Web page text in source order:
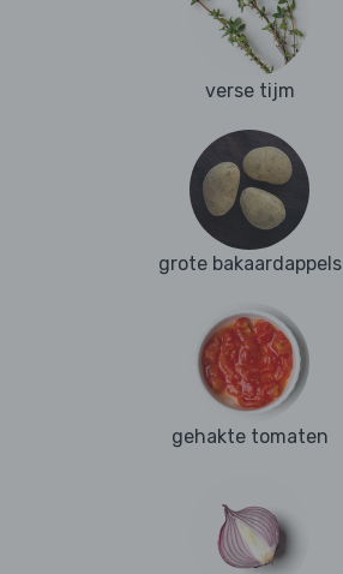
verse tijm
grote bakaardappels
gehakte tomaten